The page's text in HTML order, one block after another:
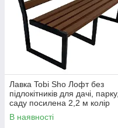
Лавка Tobi Sho Лофт без
підлокітників для дачі, парку,
саду посилена 2,2 м колір
горіх
В наявності